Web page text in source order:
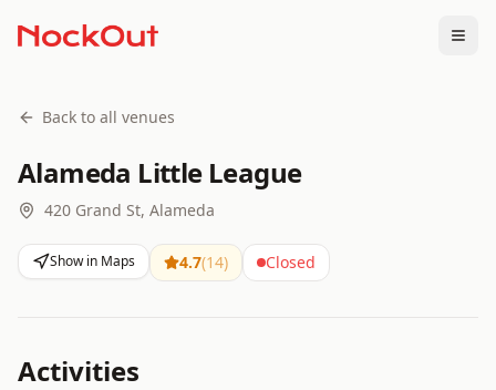
Back to all venues
Alameda Little League
420 Grand St, Alameda
Show in Maps 4.7(14) Closed
Activities